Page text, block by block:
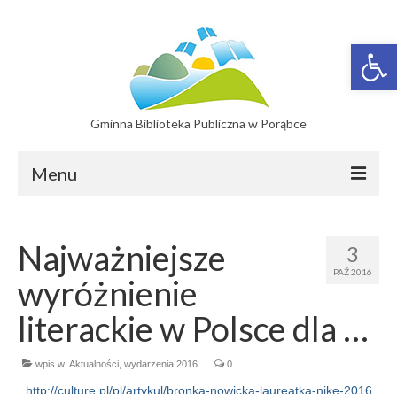
Gminna Biblioteka Publiczna w Porąbce
Menu
Filia w Bujakowie
Filia w Czańcu
Filia w Kobiernicach
Katalog On-line
3
PAŹ 2016
Najważniejsze
wyróżnienie
literackie w Polsce dla …
wpis w: Aktualności wydarzenia 2016 | 0
http://culture.pl/pl/artykul/bronka-nowicka-laureatka-nike-2016